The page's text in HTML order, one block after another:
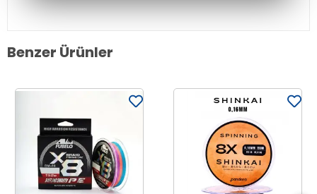
Benzer Ürünler